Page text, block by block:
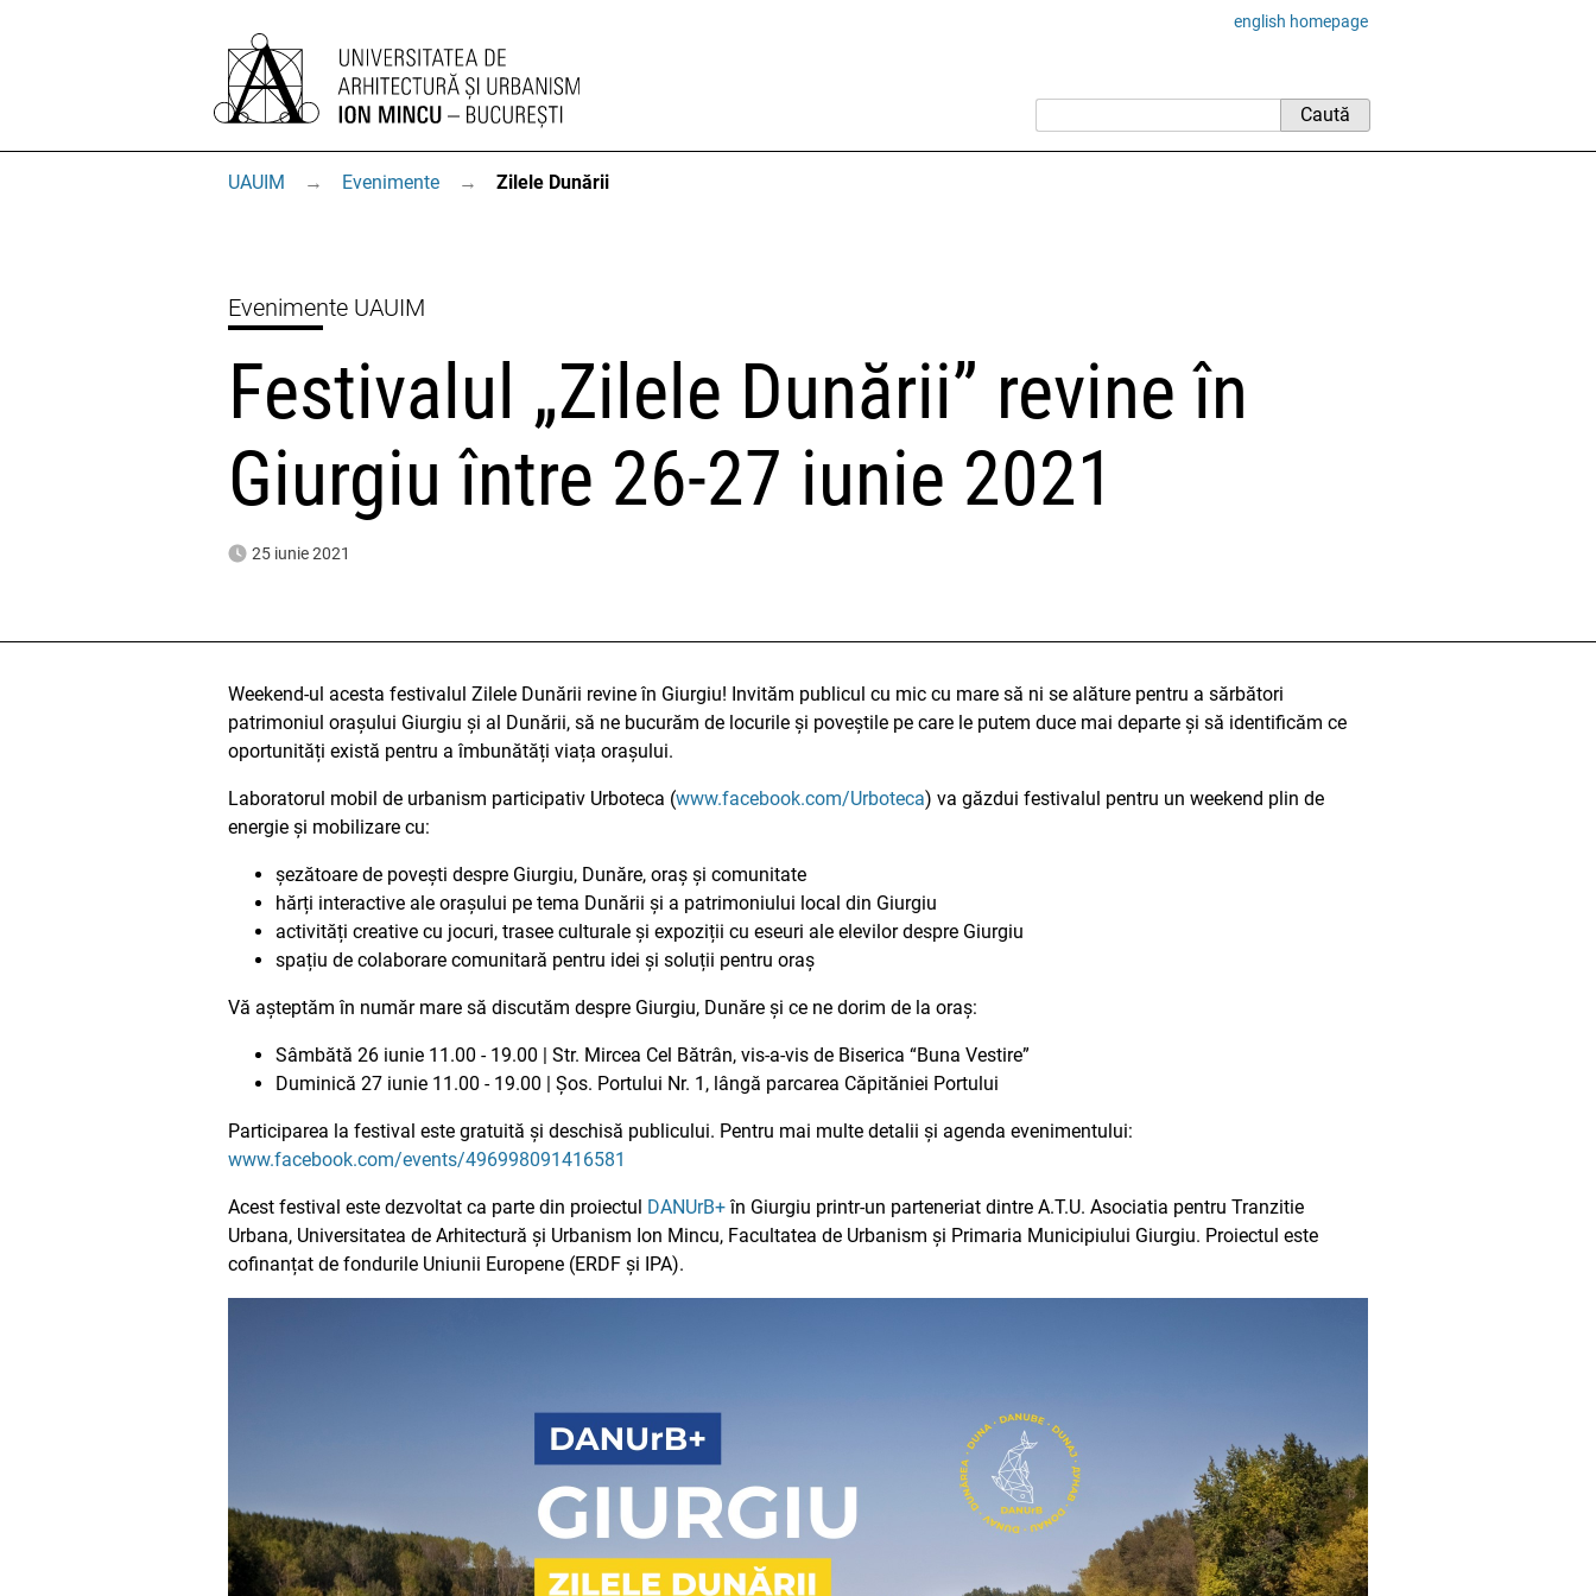
english homepage
UAUIM → Evenimente → Zilele Dunării
Evenimente UAUIM
Festivalul „Zilele Dunării” revine în
Giurgiu între 26-27 iunie 2021
25 iunie 2021
Weekend-ul acesta festivalul Zilele Dunării revine în Giurgiu! Invităm publicul cu mic cu mare să ni se alăture pentru a sărbători
patrimoniul orașului Giurgiu și al Dunării, să ne bucurăm de locurile și poveștile pe care le putem duce mai departe și să identificăm ce
oportunități există pentru a îmbunătăți viața orașului.
Laboratorul mobil de urbanism participativ Urboteca (www.facebook.com/Urboteca) va găzdui festivalul pentru un weekend plin de
energie și mobilizare cu:
șezătoare de povești despre Giurgiu, Dunăre, oraș și comunitate
hărți interactive ale orașului pe tema Dunării și a patrimoniului local din Giurgiu
activități creative cu jocuri, trasee culturale și expoziții cu eseuri ale elevilor despre Giurgiu
spațiu de colaborare comunitară pentru idei și soluții pentru oraș
Vă așteptăm în număr mare să discutăm despre Giurgiu, Dunăre și ce ne dorim de la oraș:
Sâmbătă 26 iunie 11.00 - 19.00 | Str. Mircea Cel Bătrân, vis-a-vis de Biserica “Buna Vestire”
Duminică 27 iunie 11.00 - 19.00 | Șos. Portului Nr. 1, lângă parcarea Căpităniei Portului
Participarea la festival este gratuită și deschisă publicului. Pentru mai multe detalii și agenda evenimentului:
www.facebook.com/events/496998091416581
Acest festival este dezvoltat ca parte din proiectul DANUrB+în Giurgiu printr-un parteneriat dintre A.T.U. Asociatia pentru Tranzitie
Urbana, Universitatea de Arhitectură și Urbanism Ion Mincu, Facultatea de Urbanism și Primaria Municipiului Giurgiu. Proiectul este
cofinanțat de fondurile Uniunii Europene (ERDF și IPA).